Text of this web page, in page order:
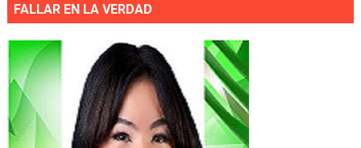
FALLAR EN LA VERDAD